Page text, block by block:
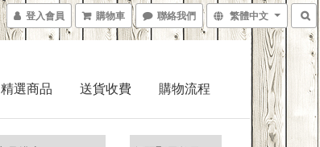
登入會員 購物車 聯絡我們 繁體中文
精選商品 送貨收費 購物流程